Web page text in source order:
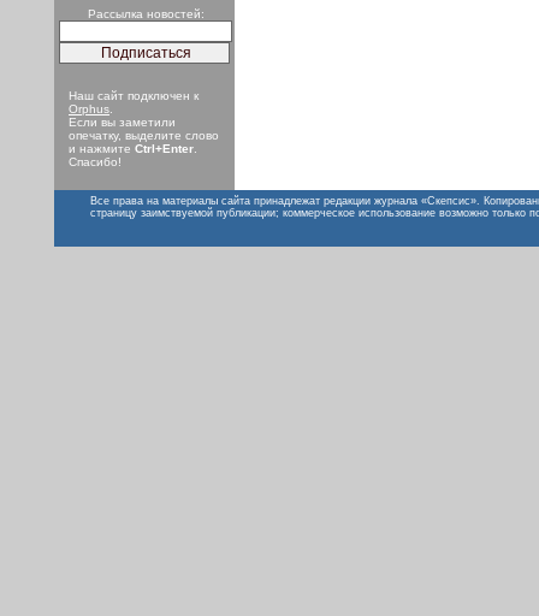
Рассылка новостей:
Наш сайт подключен к
Orphus
Если вы заметили
опечатку, выделите слово
и нажмите Ctrl+Enter
Спасибо!
Все права на материалы сайта принадлежат редакции журнала «Скепсис».
страницу заимствуемой публикации; коммерческое использование возможно только